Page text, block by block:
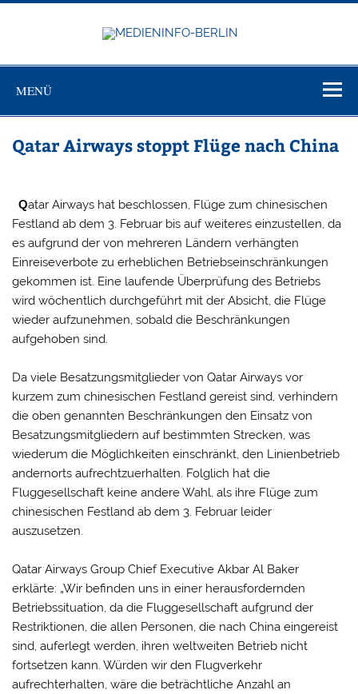
Zum
MENÜ
Qatar Airways stoppt Flüge nach China
Qatar Airways hat beschlossen, Flüge zum chinesischen
Festland ab dem 3. Februar bis auf weiteres einzustellen, da
es aufgrund der von mehreren Ländern verhängten
Einreiseverbote zu erheblichen Betriebseinschränkungen
gekommen ist. Eine laufende Überprüfung des Betriebs
wird wöchentlich durchgeführt mit der Absicht, die Flüge
wieder aufzunehmen, sobald die Beschränkungen
aufgehoben sind.
Da viele Besatzungsmitglieder von Qatar Airways vor
kurzem zum chinesischen Festland gereist sind, verhindern
die oben genannten Beschränkungen den Einsatz von
Besatzungsmitgliedern auf bestimmten Strecken, was
wiederum die Möglichkeiten einschränkt, den Linienbetrieb
andernorts aufrechtzuerhalten. Folglich hat die
Fluggesellschaft keine andere Wahl, als ihre Flüge zum
chinesischen Festland ab dem 3. Februar leider
auszusetzen.
Qatar Airways Group Chief Executive Akbar Al Baker
erklärte: „Wir befinden uns in einer herausfordernden
Betriebssituation, da die Fluggesellschaft aufgrund der
Restriktionen, die allen Personen, die nach China eingereist
sind, auferlegt werden, ihren weltweiten Betrieb nicht
fortsetzen kann. Würden wir den Flugverkehr
aufrechterhalten, wäre die beträchtliche Anzahl an